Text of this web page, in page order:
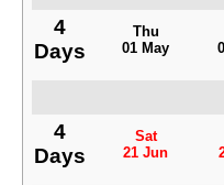
4
Days
Thu
01 May
4
Days
Sat
21 Jun